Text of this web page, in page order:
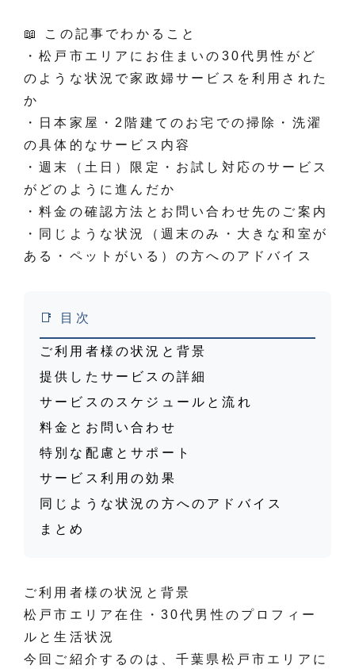
📖 この記事でわかること
・松戸市エリアにお住まいの30代男性がど
のような状況で家政婦サービスを利用された
か
・日本家屋・2階建てのお宅での掃除・洗濯
の具体的なサービス内容
・週末（土日）限定・お試し対応のサービス
がどのように進んだか
・料金の確認方法とお問い合わせ先のご案内
・同じような状況（週末のみ・大きな和室が
ある・ペットがいる）の方へのアドバイス
📑 目次
ご利用者様の状況と背景
提供したサービスの詳細
サービスのスケジュールと流れ
料金とお問い合わせ
特別な配慮とサポート
サービス利用の効果
同じような状況の方へのアドバイス
まとめ
ご利用者様の状況と背景
松戸市エリア在住・30代男性のプロフィー
ルと生活状況
今回ご紹介するのは、千葉県松戸市エリアに